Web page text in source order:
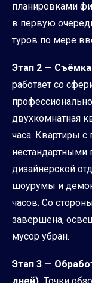
планировками
в первую
туров по мере
Этап 2 —
работает со
двухкомнатная
часа. Квартиры
нестандартными
дизайнерской
шоурумы и
часов. Со
завершена,
мусор убран.
Этап 3 —